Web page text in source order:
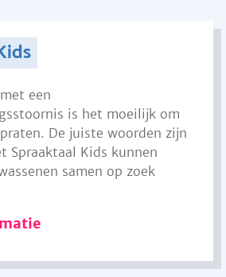
een
is het moeilijk om
De juiste woorden zijn
Spraaktaal Kids kunnen
samen op zoek